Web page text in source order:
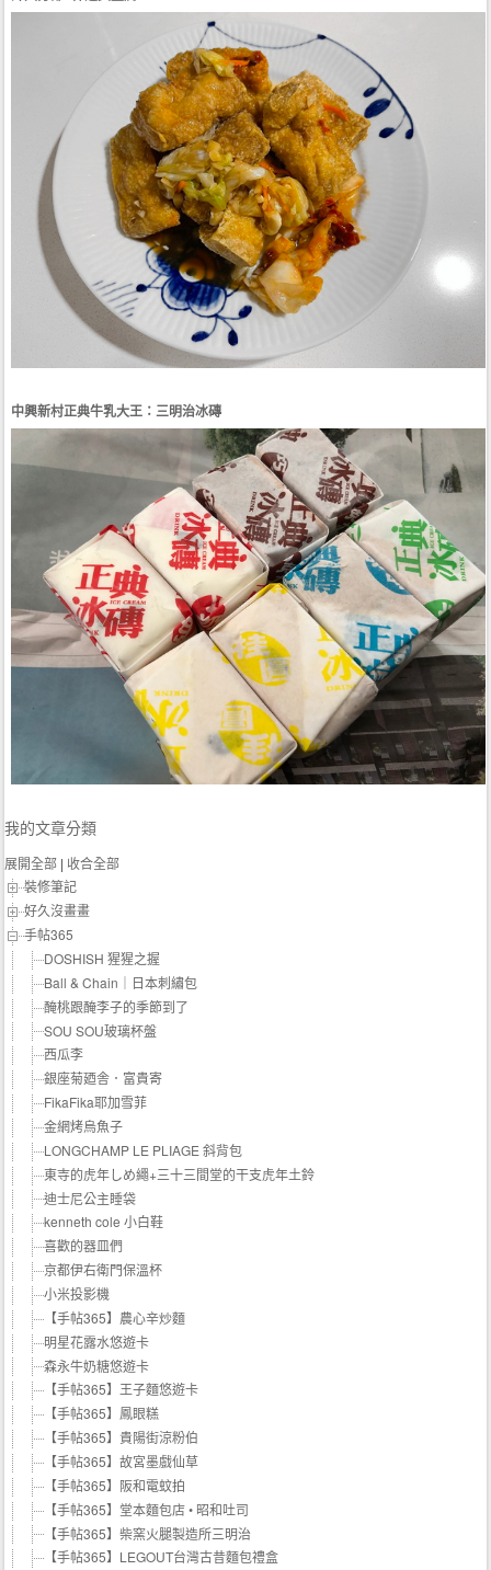
中興新村正典牛乳大王：三明治冰磚
我的文章分類
展開全部 | 收合全部
裝修筆記
好久沒畫畫
手帖365
DOSHISH 猩猩之握
Ball & Chain｜日本刺繡包
醃桃跟醃李子的季節到了
SOU SOU玻璃杯盤
西瓜李
銀座菊廼舎．富貴寄
FikaFika耶加雪菲
金網烤烏魚子
LONGCHAMP LE PLIAGE 斜背包
東寺的虎年しめ繩+三十三間堂的干支虎年土鈴
迪士尼公主睡袋
kenneth cole 小白鞋
喜歡的器皿們
京都伊右衛門保溫杯
小米投影機
【手帖365】農心辛炒麵
明星花露水悠遊卡
森永牛奶糖悠遊卡
【手帖365】王子麵悠遊卡
【手帖365】鳳眼糕
【手帖365】貴陽街涼粉伯
【手帖365】故宮墨戲仙草
【手帖365】阪和電蚊拍
【手帖365】堂本麵包店 • 昭和吐司
【手帖365】柴窯火腿製造所三明治
【手帖365】LEGOUT台灣古昔麵包禮盒